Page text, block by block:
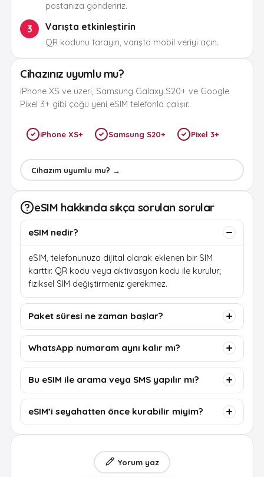
postanıza göndeririz.
3 Varışta etkinleştirin
QR kodunu tarayın, varışta mobil veriyi açın.
Cihazınız uyumlu mu?
iPhone XS ve üzeri, Samsung Galaxy S20+ ve Google
Pixel 3+ gibi çoğu yeni eSIM telefonla çalışır.
iPhone XS+ Samsung S20+ Pixel 3+
Cihazım uyumlu mu? →
eSIM hakkında sıkça sorulan sorular
eSIM nedir?
eSIM, telefonunuza dijital olarak eklenen bir SIM
karttır. QR kodu veya aktivasyon kodu ile kurulur;
fiziksel SIM değiştirmeniz gerekmez.
Paket süresi ne zaman başlar?
WhatsApp numaram aynı kalır mı?
Bu eSIM ile arama veya SMS yapılır mı?
eSIM’i seyahatten önce kurabilir miyim?
Yorum yaz